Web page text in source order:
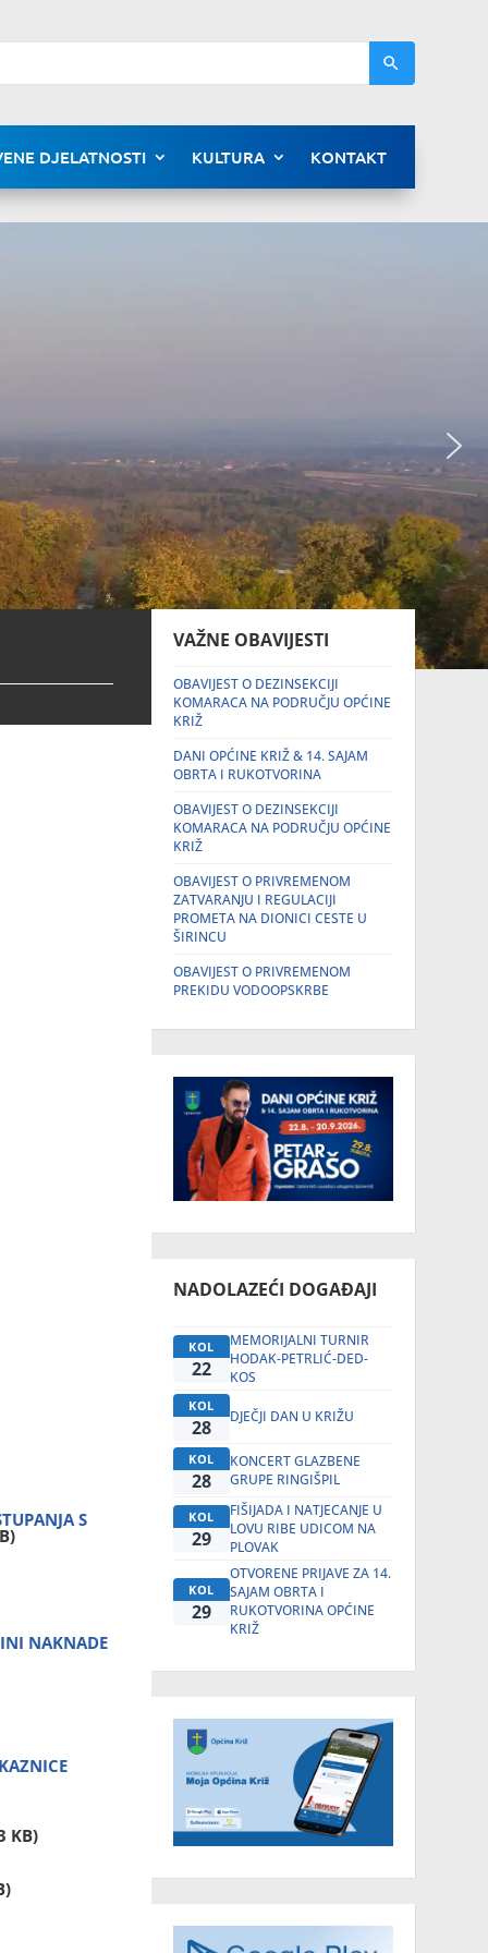
DJELATNOSTI KULTURA KONTAKT
S
NAKNADE
KB)
VAŽNE OBAVIJESTI
OBAVIJEST O DEZINSEKCIJI
KOMARACA NA PODRUČJU OPĆINE
KRIŽ
DANI OPĆINE KRIŽ & 14. SAJAM
OBRTA I RUKOTVORINA
OBAVIJEST O DEZINSEKCIJI
KOMARACA NA PODRUČJU OPĆINE
KRIŽ
OBAVIJEST O PRIVREMENOM
ZATVARANJU I REGULACIJI
PROMETA NA DIONICI CESTE U
ŠIRINCU
OBAVIJEST O PRIVREMENOM
PREKIDU VODOOPSKRBE
NADOLAZEĆI DOGAĐAJI
KOL
22
MEMORIJALNI TURNIR
HODAK-PETRLIĆ-DED-
KOS
KOL
28 DJEČJI DAN U KRIŽU
KOL
28
KONCERT GLAZBENE
GRUPE RINGIŠPIL
KOL
29
FIŠIJADA I NATJECANJE U
LOVU RIBE UDICOM NA
PLOVAK
KOL
29
OTVORENE PRIJAVE ZA 14.
SAJAM OBRTA I
RUKOTVORINA OPĆINE
KRIŽ